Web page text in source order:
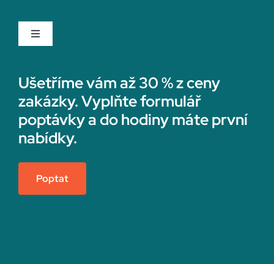
Rychnov nad Kněžnou
Rýmařov
Sedlčany
Semily
Toggle
Sádrokartonáři
Topenáři
Vedení účetnictví
Ušetříme vám až 30 % z ceny
zakázky. Vyplňte formulář
poptávky a do hodiny máte první
nabídky.
Poptat